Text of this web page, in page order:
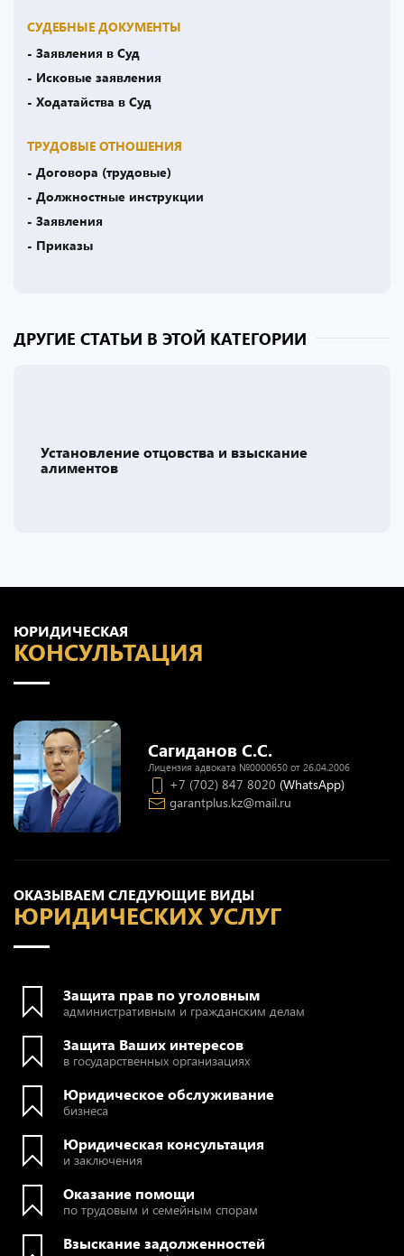
СУДЕБНЫЕ ДОКУМЕНТЫ
- Заявления в Суд
- Исковые заявления
- Ходатайства в Суд
ТРУДОВЫЕ ОТНОШЕНИЯ
- Договора (трудовые)
- Должностные инструкции
- Заявления
- Приказы
ДРУГИЕ СТАТЬИ В ЭТОЙ КАТЕГОРИИ
Установление отцовства и взыскание
алиментов
ОКАЗЫВАЕМ СЛЕДУЮЩИЕ ВИДЫ
ЮРИДИЧЕСКИХ УСЛУГ
Защита прав по уголовным
административным и гражданским делам
Защита Ваших интересов
в государственных организациях
Юридическое обслуживание
бизнеса
Юридическая консультация
и заключения
Оказание помощи
по трудовым и семейным спорам
Взыскание задолженностей
ЮРИДИЧЕСКАЯ
КОНСУЛЬТАЦИЯ
Сагиданов С.С.
Лицензия адвоката №0000650 от 26.04.2006
+7 (702) 847 8020 (WhatsApp)
garantplus.kz@mail.ru